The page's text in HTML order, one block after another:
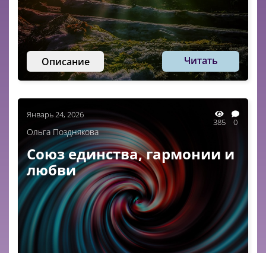
Описание Читать
Январь 24, 2026
385 0
Ольга Позднякова
Союз единства, гармонии и
любви